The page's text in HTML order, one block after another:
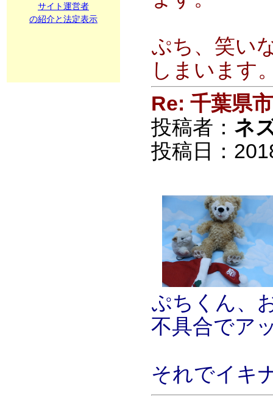
サイト運営者
の紹介と法定表示
ぷち、笑い
しまいます
Re: 千葉県
投稿者： ネ
投稿日：
ぷちくん、
不具合でア
それでイキ